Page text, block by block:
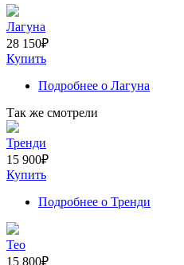
Лагуна
28 150₽
Купить
Подробнее о Лагуна
Так же смотрели
Тренди
15 900₽
Купить
Подробнее о Тренди
Тео
15 800₽